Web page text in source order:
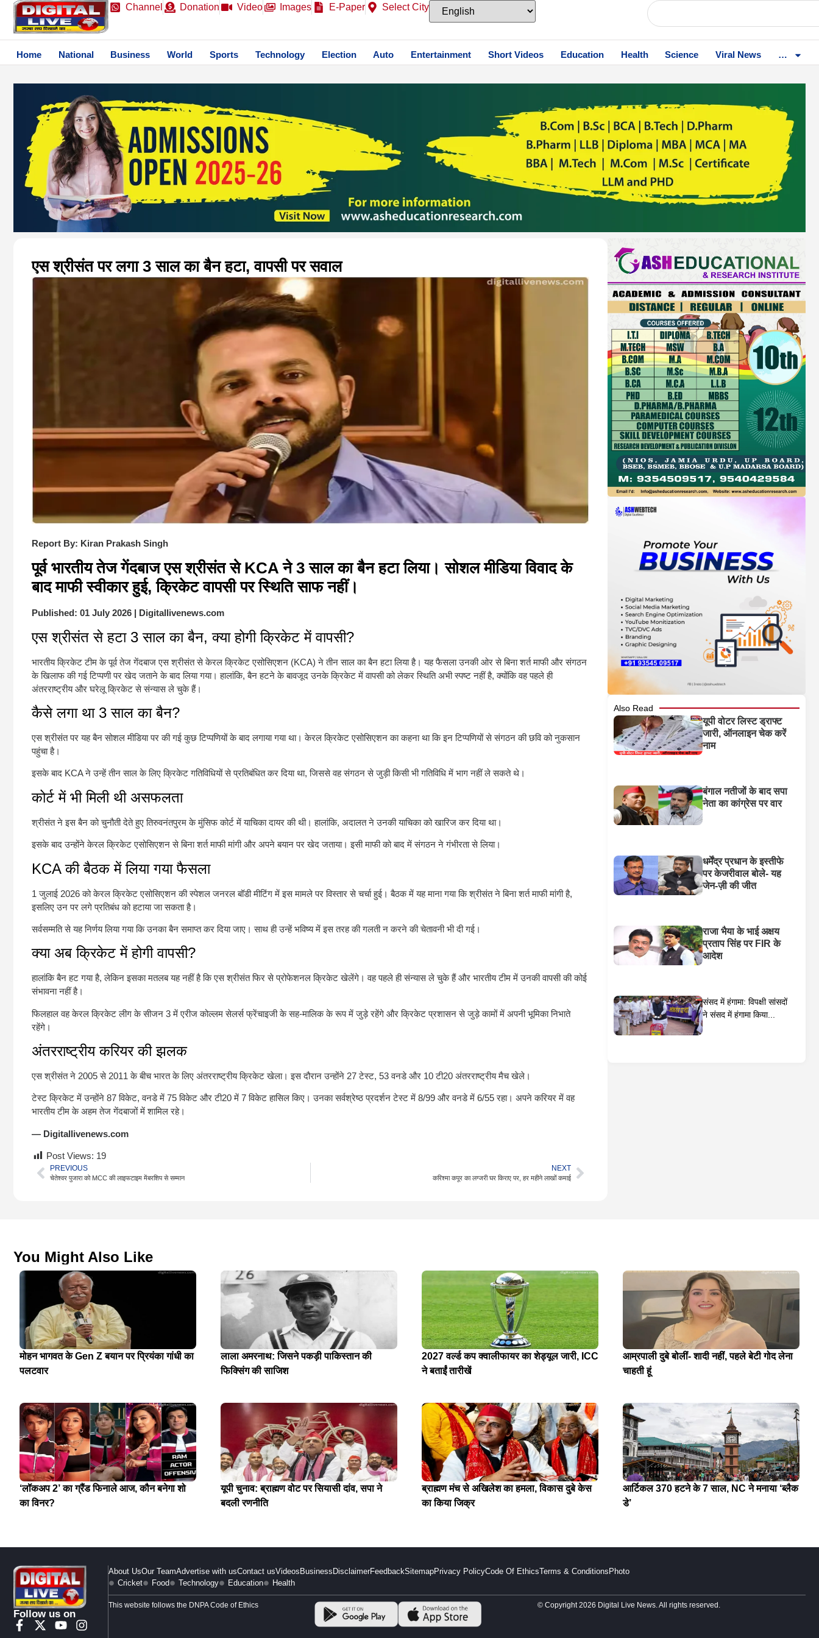
Channel Donation Video Images E-Paper Select City
Home National Business World Sports Technology Election Auto Entertainment Short Videos Education Health Science Viral News …
एस श्रीसंत पर लगा 3 साल का बैन हटा, वापसी पर सवाल
Report By: Kiran Prakash Singh
पूर्व भारतीय तेज गेंदबाज एस श्रीसंत से KCA ने 3 साल का बैन हटा लिया। सोशल मीडिया विवाद के
बाद माफी स्वीकार हुई, क्रिकेट वापसी पर स्थिति साफ नहीं।
Published: 01 July 2026 | Digitallivenews.com
एस श्रीसंत से हटा 3 साल का बैन, क्या होगी क्रिकेट में वापसी?
भारतीय क्रिकेट टीम के पूर्व तेज गेंदबाज एस श्रीसंत से केरल क्रिकेट एसोसिएशन (KCA) ने तीन साल का बैन हटा लिया है। यह फैसला उनकी ओर से बिना शर्त माफी और संगठन
के खिलाफ की गई टिप्पणी पर खेद जताने के बाद लिया गया। हालांकि, बैन हटने के बावजूद उनके क्रिकेट में वापसी को लेकर स्थिति अभी स्पष्ट नहीं है, क्योंकि वह पहले ही
अंतरराष्ट्रीय और घरेलू क्रिकेट से संन्यास ले चुके हैं।
कैसे लगा था 3 साल का बैन?
एस श्रीसंत पर यह बैन सोशल मीडिया पर की गई कुछ टिप्पणियों के बाद लगाया गया था। केरल क्रिकेट एसोसिएशन का कहना था कि इन टिप्पणियों से संगठन की छवि को नुकसान
पहुंचा है।
इसके बाद KCA ने उन्हें तीन साल के लिए क्रिकेट गतिविधियों से प्रतिबंधित कर दिया था, जिससे वह संगठन से जुड़ी किसी भी गतिविधि में भाग नहीं ले सकते थे।
कोर्ट में भी मिली थी असफलता
श्रीसंत ने इस बैन को चुनौती देते हुए तिरुवनंतपुरम के मुंसिफ कोर्ट में याचिका दायर की थी। हालांकि, अदालत ने उनकी याचिका को खारिज कर दिया था।
इसके बाद उन्होंने केरल क्रिकेट एसोसिएशन से बिना शर्त माफी मांगी और अपने बयान पर खेद जताया। इसी माफी को बाद में संगठन ने गंभीरता से लिया।
KCA की बैठक में लिया गया फैसला
1 जुलाई 2026 को केरल क्रिकेट एसोसिएशन की स्पेशल जनरल बॉडी मीटिंग में इस मामले पर विस्तार से चर्चा हुई। बैठक में यह माना गया कि श्रीसंत ने बिना शर्त माफी मांगी है,
इसलिए उन पर लगे प्रतिबंध को हटाया जा सकता है।
सर्वसम्मति से यह निर्णय लिया गया कि उनका बैन समाप्त कर दिया जाए। साथ ही उन्हें भविष्य में इस तरह की गलती न करने की चेतावनी भी दी गई।
क्या अब क्रिकेट में होगी वापसी?
हालांकि बैन हट गया है, लेकिन इसका मतलब यह नहीं है कि एस श्रीसंत फिर से प्रोफेशनल क्रिकेट खेलेंगे। वह पहले ही संन्यास ले चुके हैं और भारतीय टीम में उनकी वापसी की कोई
संभावना नहीं है।
फिलहाल वह केरल क्रिकेट लीग के सीजन 3 में एरीज कोल्लम सेलर्स फ्रेंचाइजी के सह-मालिक के रूप में जुड़े रहेंगे और क्रिकेट प्रशासन से जुड़े कामों में अपनी भूमिका निभाते
रहेंगे।
अंतरराष्ट्रीय करियर की झलक
एस श्रीसंत ने 2005 से 2011 के बीच भारत के लिए अंतरराष्ट्रीय क्रिकेट खेला। इस दौरान उन्होंने 27 टेस्ट, 53 वनडे और 10 टी20 अंतरराष्ट्रीय मैच खेले।
टेस्ट क्रिकेट में उन्होंने 87 विकेट, वनडे में 75 विकेट और टी20 में 7 विकेट हासिल किए। उनका सर्वश्रेष्ठ प्रदर्शन टेस्ट में 8/99 और वनडे में 6/55 रहा। अपने करियर में वह
भारतीय टीम के अहम तेज गेंदबाजों में शामिल रहे।
— Digitallivenews.com
Post Views: 19
PREVIOUS
चेतेश्वर पुजारा को MCC की लाइफटाइम मेंबरशिप से सम्मान
NEXT
करिश्मा कपूर का लग्जरी घर किराए पर, हर महीने लाखों कमाई
Also Read
यूपी वोटर लिस्ट ड्राफ्ट
जारी, ऑनलाइन चेक करें
नाम
बंगाल नतीजों के बाद सपा
नेता का कांग्रेस पर वार
धर्मेंद्र प्रधान के इस्तीफे
पर केजरीवाल बोले- यह
जेन-ज़ी की जीत
राजा भैया के भाई अक्षय
प्रताप सिंह पर FIR के
आदेश
संसद में हंगामा: विपक्षी सांसदों
ने संसद में हंगामा किया...
You Might Also Like
मोहन भागवत के Gen Z बयान पर प्रियंका गांधी का
पलटवार
लाला अमरनाथ: जिसने पकड़ी पाकिस्तान की
फिक्सिंग की साजिश
2027 वर्ल्ड कप क्वालीफायर का शेड्यूल जारी, ICC
ने बताईं तारीखें
आम्रपाली दुबे बोलीं- शादी नहीं, पहले बेटी गोद लेना
चाहती हूं
‘लॉकअप 2’ का ग्रैंड फिनाले आज, कौन बनेगा शो
का विनर?
यूपी चुनाव: ब्राह्मण वोट पर सियासी दांव, सपा ने
बदली रणनीति
ब्राह्मण मंच से अखिलेश का हमला, विकास दुबे केस
का किया जिक्र
आर्टिकल 370 हटने के 7 साल, NC ने मनाया ‘ब्लैक
डे’
Follow us on
About UsOur TeamAdvertise with usContact usVideos Business DisclaimerFeedbackSitemapPrivacy PolicyCode Of EthicsTerms & Conditions Photo
Cricket
Food Technology Education Health
This website follows the DNPA Code of Ethics © Copyright 2026 Digital Live News. All rights reserved.